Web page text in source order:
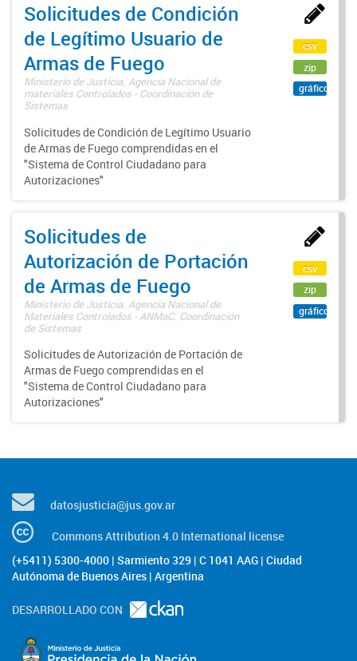
Solicitudes de Condición
de Legítimo Usuario de
Armas de Fuego
Ministerio de Justicia. Agencia Nacional de
materiales Controlados - Coordinación de
Sistemas
Solicitudes de Condición de Legítimo Usuario
de Armas de Fuego comprendidas en el
"Sistema de Control Ciudadano para
Autorizaciones"
csv
zip
gráfico
Solicitudes de
Autorización de Portación
de Armas de Fuego
Ministerio de Justicia. Agencia Nacional de
Materiales Controlados - ANMaC. Coordinación
de Sistemas
Solicitudes de Autorización de Portación de
Armas de Fuego comprendidas en el
"Sistema de Control Ciudadano para
Autorizaciones"
csv
zip
gráfico
datosjusticia@jus.gov.ar
Commons Attribution 4.0 International license
(+5411) 5300-4000 | Sarmiento 329 | C 1041 AAG | Ciudad
Autónoma de Buenos Aires | Argentina
DESARROLLADO CON